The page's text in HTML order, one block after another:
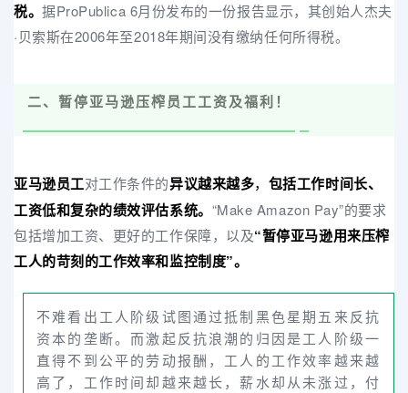
税。据ProPublica 6月份发布的一份报告显示，其创始人杰夫
·贝索斯在2006年至2018年期间没有缴纳任何所得税。
二、暂停亚马逊压榨员工工资及福利！
亚马逊员工对工作条件的异议越来越多， 包括工作时间长、
工资低和复杂的绩效评估系统。 “Make Amazon Pay”的要求
包括增加工资、更好的工作保障，以及“暂停亚马逊用来压榨
工人的苛刻的工作效率和监控制度”。
不难看出工人阶级试图通过抵制黑色星期五来反抗
资本的垄断。而激起反抗浪潮的归因是工人阶级一
直得不到公平的劳动报酬，工人的工作效率越来越
高了，工作时间却越来越长，薪水却从未涨过，付